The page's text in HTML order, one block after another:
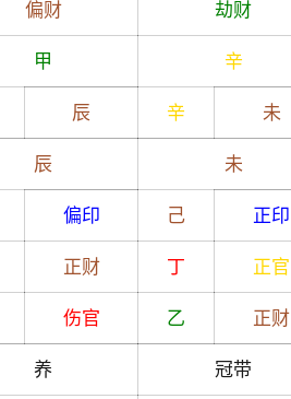
偏财 劫财
甲 辛
辰 辛 未
辰 未
偏印 己 正印
正财 丁 正官
伤官 乙 正财
养 冠带